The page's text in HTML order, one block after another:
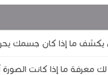
يكشف ما إذا كان جسمك
معرفة ما إذا كانت